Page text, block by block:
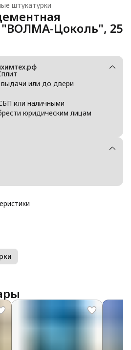
штукатурки
материалы
"ВОЛМА-Цоколь", 25
или до двери
или наличными
юридическим лицам